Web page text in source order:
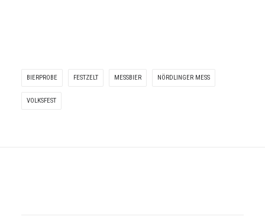
BIERPROBE FESTZELT MESSBIER NÖRDLINGER MESS
VOLKSFEST